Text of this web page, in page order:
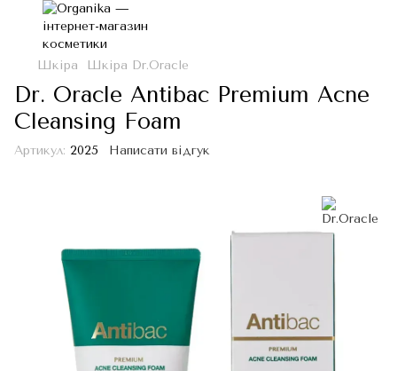
Шкіра Шкіра Dr.Oracle
Dr. Oracle Antibac Premium Acne
Cleansing Foam
Артикул: 2025 Написати відгук